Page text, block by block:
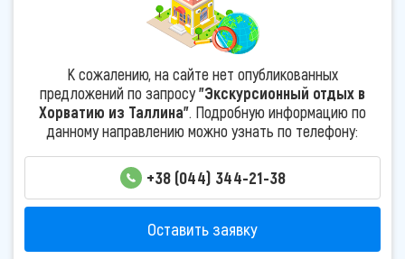
К сожалению, на сайте нет опубликованных
предложений по запросу"Экскурсионный отдых в
Хорватию из Таллина". Подробную информацию по
данному направлению можно узнать по телефону:
+38 (044) 344-21-38
Оставить заявку